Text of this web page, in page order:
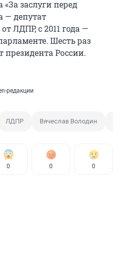
заслуги перед
— депутат
ЛДПР, с 2011 года —
Шесть раз
президента России.
редакции
ЛДПР Вячеслав Володин
0 0 0